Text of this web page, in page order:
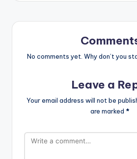
No comments yet. Why don’t you
Leave a
Your email address will not be
are marked *